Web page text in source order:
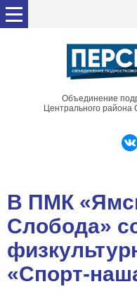
Объединение
Центрального района
В ПМК
Слобода»
«Спорт-